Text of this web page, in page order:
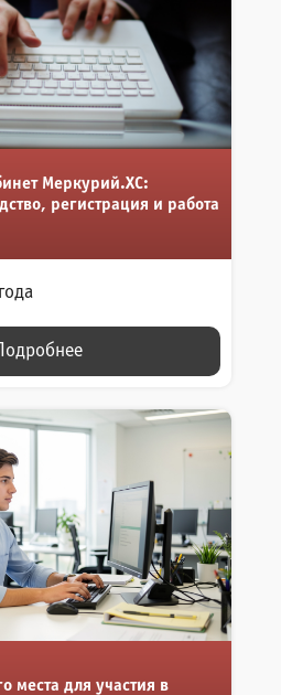
Меркурий.ХС:
регистрация и работа
Подробнее
места для участия в